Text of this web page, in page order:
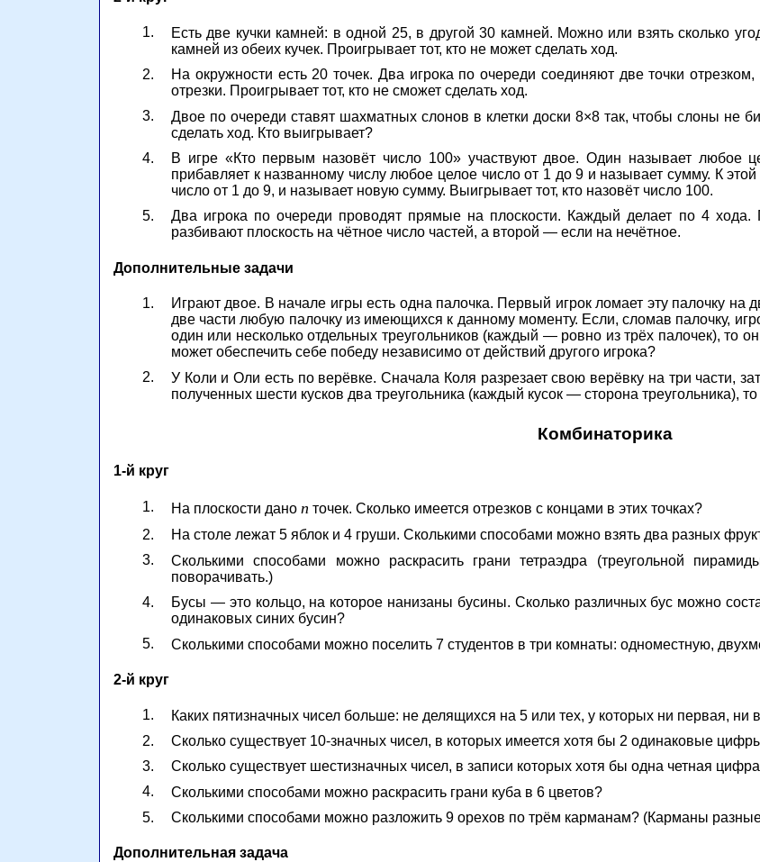
1.
Есть две кучки камней: в одной 25, в другой 30 камней. Можно или взять сколько
камней из обеих кучек. Проигрывает тот, кто не может сделать ход.
2.
На окружности есть 20 точек. Два игрока по очереди соединяют две точки
отрезки. Проигрывает тот, кто не сможет сделать ход.
3.
Двое по очереди ставят шахматных слонов в клетки доски 8×8 так, чтобы слоны не
сделать ход. Кто выигрывает?
4.
В игре «Кто первым назовёт число 100» участвуют двое. Один называет любое
прибавляет к названному числу любое целое число от 1 до 9 и называет сумму. К
число от 1 до 9, и называет новую сумму. Выигрывает тот, кто назовёт число 100.
5.
Два игрока по очереди проводят прямые на плоскости. Каждый делает по 4
разбивают плоскость на чётное число частей, а второй — если на нечётное.
Дополнительные задачи
1.
Играют двое. В начале игры есть одна палочка. Первый игрок ломает эту палочку на
две части любую палочку из имеющихся к данному моменту. Если, сломав палочку,
один или несколько отдельных треугольников (каждый — ровно из трёх палочек), то
может обеспечить себе победу независимо от действий другого игрока?
2.
У Коли и Оли есть по верёвке. Сначала Коля разрезает свою верёвку на три части,
полученных шести кусков два треугольника (каждый кусок — сторона треугольника),
Комбинаторика
1-й круг
1. На плоскости дано n точек. Сколько имеется отрезков с концами в этих точках?
2.
На столе лежат 5 яблок и 4 груши. Сколькими способами можно взять два разных
3.
Сколькими способами можно раскрасить грани тетраэдра (треугольной
поворачивать.)
4.
Бусы — это кольцо, на которое нанизаны бусины. Сколько различных бус можно
одинаковых синих бусин?
5.
Сколькими способами можно поселить 7 студентов в три комнаты: одноместную,
2-й круг
1.
Каких пятизначных чисел больше: не делящихся на 5 или тех, у которых ни первая,
2.
Сколько существует 10-значных чисел, в которых имеется хотя бы 2 одинаковые
3.
Сколько существует шестизначных чисел, в записи которых хотя бы одна четная
4.
Сколькими способами можно раскрасить грани куба в 6 цветов?
5.
Сколькими способами можно разложить 9 орехов по трём карманам? (Карманы
Дополнительная задача